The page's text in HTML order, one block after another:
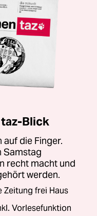
Blick
die Finger.
Samstag
recht macht und
werden.
Zeitung frei Haus
Vorlesefunktion